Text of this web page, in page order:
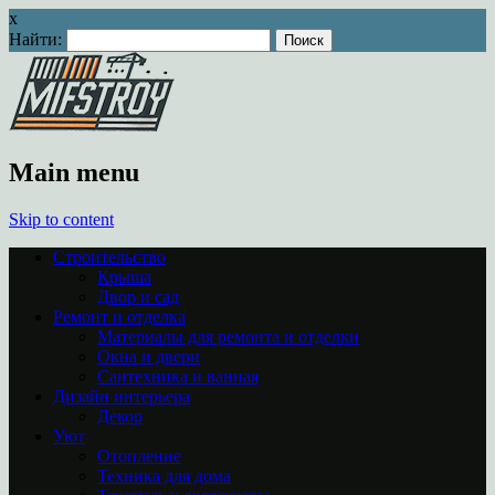
x
Найти:
Main menu
Skip to content
Строительство
Крыша
Двор и сад
Ремонт и отделка
Материалы для ремонта и отделки
Окна и двери
Сантехника и ванная
Дизайн интерьера
Декор
Уют
Отопление
Техника для дома